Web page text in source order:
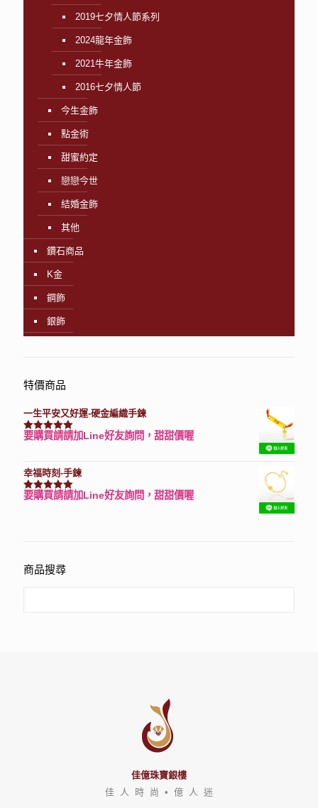
2019七夕情人節系列
2024龍年金飾
2021牛年金飾
2016七夕情人節
今生金飾
點金術
甜蜜約定
戀戀今世
結婚金飾
其他
鑽石商品
K金
鋼飾
銀飾
特價商品
一生平安又好運-硬金編織手鍊
評分7740滿分 5
要購買請請加Line好友詢問，甜甜價喔
幸福時刻-手鍊
評分3150滿分 5
要購買請請加Line好友詢問，甜甜價喔
商品搜尋
佳億珠寶銀樓
佳 人 時 尚 • 億 人 迷